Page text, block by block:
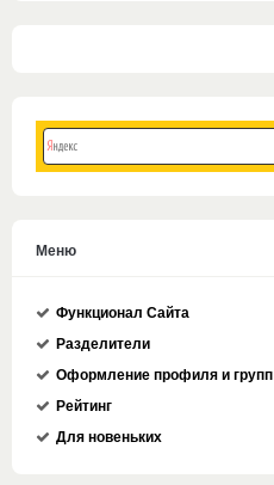
Меню
Функционал Сайта
Разделители
Оформление профиля и групп
Рейтинг
Для новеньких